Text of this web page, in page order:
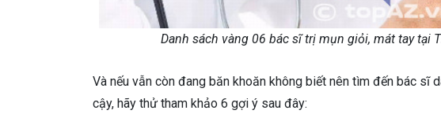
Danh sách vàng 06 bác sĩ trị mụn giỏi, mát tay tại
Và nếu vẫn còn đang băn khoăn không biết nên tìm đến bác sĩ
cậy, hãy thử tham khảo 6 gợi ý sau đây: